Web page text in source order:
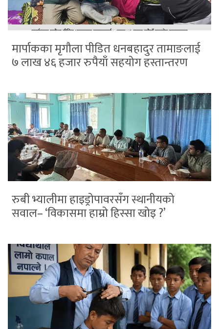
मार्पाकका मृगौला पीडित धनबहादुर तामाङलाई
७ लाख ४६ हजार रुपैयाँ सहयोग हस्तान्तरण
रुबी भ्यालीमा हाइड्रोपावरसँग स्थानीयको
सवाल– ‘विकासमा हाम्रो हिस्सा खोइ ?’